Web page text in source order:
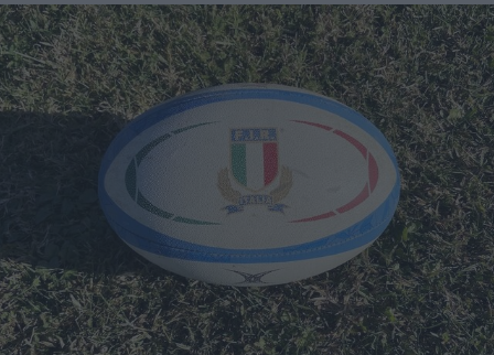
FIR
Internazionale
6 Nazioni
United Rugby Championship
Premiership
Champions Cup